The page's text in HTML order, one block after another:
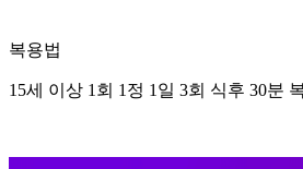
복용법
15세 이상 1회 1정 1일 3회 식후 30분